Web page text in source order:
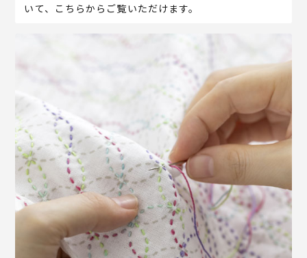
いて、こちらからご覧いただけます。